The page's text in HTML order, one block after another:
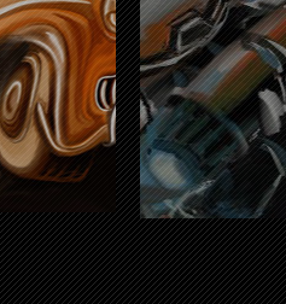
Deck canon